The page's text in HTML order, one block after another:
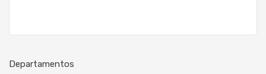
Departamentos